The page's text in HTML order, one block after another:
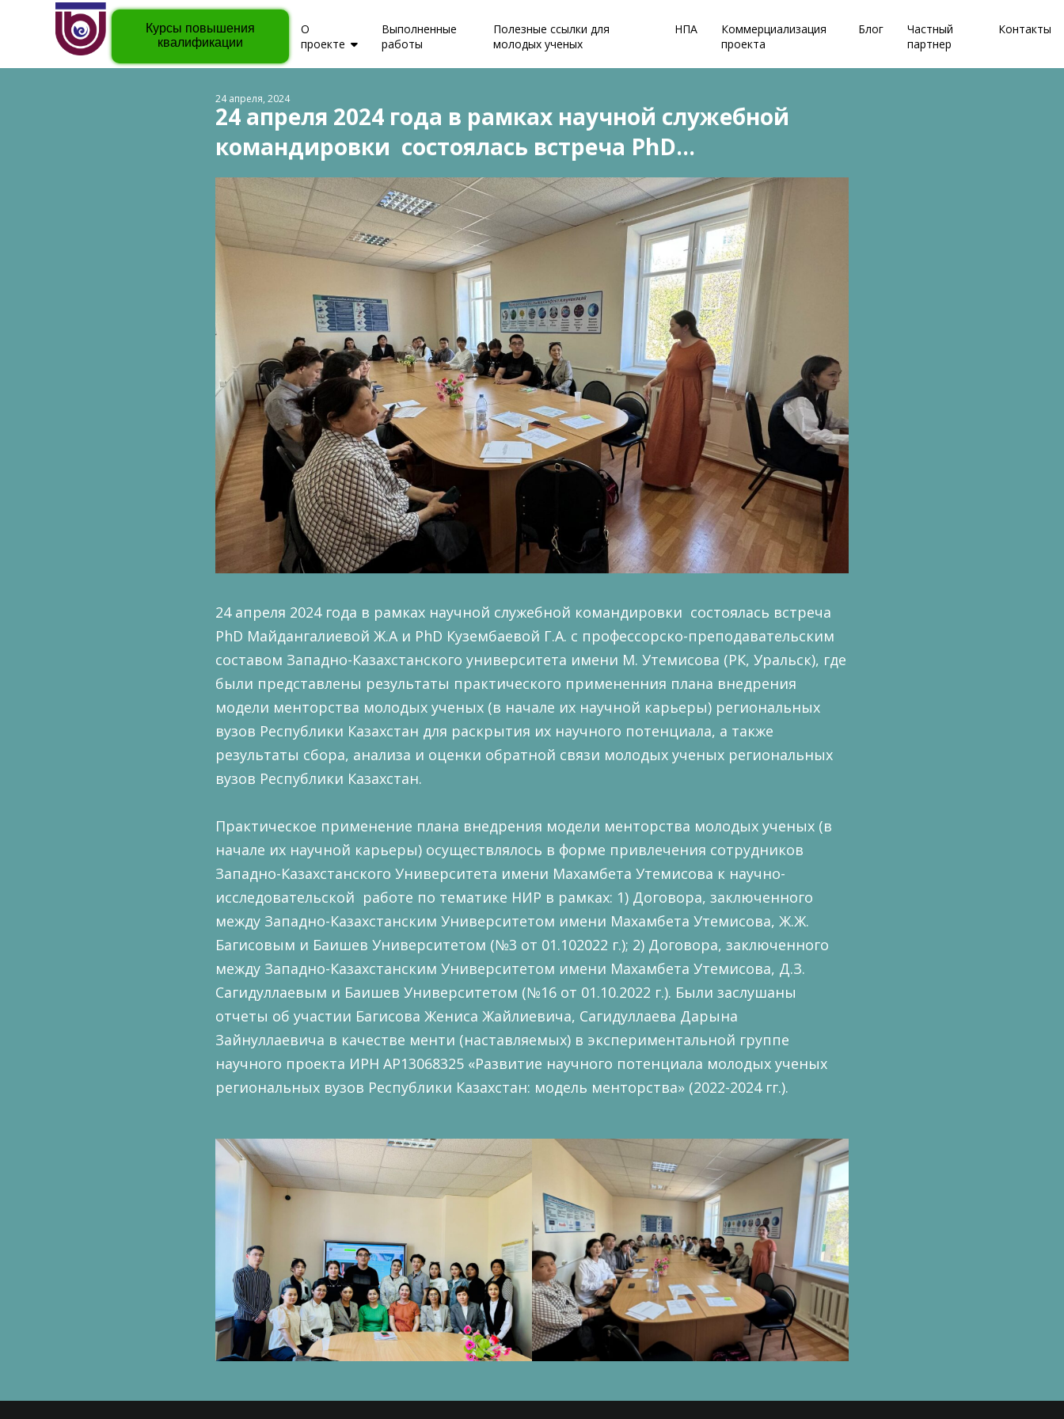
Курсы повышения
квалификации
О
проекте
Выполненные
работы
Полезные ссылки для
молодых ученых
НПА
Коммерциализация
проекта
Блог
Частный
партнер
Контакты
24 апреля, 2024
24 апреля 2024 года в рамках научной служебной
командировки состоялась встреча PhD…
24 апреля 2024 года в рамках научной служебной командировки состоялась встреча
PhD Майдангалиевой Ж.А и PhD Кузембаевой Г.А. c профессорско-преподавательским
составом Западно-Казахстанского университета имени М. Утемисова (РК, Уральск), где
были представлены результаты практического примененния плана внедрения
модели менторства молодых ученых (в начале их научной карьеры) региональных
вузов Республики Казахстан для раскрытия их научного потенциала, а также
результаты сбора, анализа и оценки обратной связи молодых ученых региональных
вузов Республики Казахстан.
Практическое применение плана внедрения модели менторства молодых ученых (в
начале их научной карьеры) осуществлялось в форме привлечения сотрудников
Западно-Казахстанского Университета имени Махамбета Утемисова к научно-
исследовательской работе по тематике НИР в рамках: 1) Договора, заключенного
между Западно-Казахстанским Университетом имени Махамбета Утемисова, Ж.Ж.
Багисовым и Баишев Университетом (№3 от 01.102022 г.); 2) Договора, заключенного
между Западно-Казахстанским Университетом имени Махамбета Утемисова, Д.З.
Сагидуллаевым и Баишев Университетом (№16 от 01.10.2022 г.). Были заслушаны
отчеты об участии Багисова Жениса Жайлиевича, Сагидуллаева Дарына
Зайнуллаевича в качестве менти (наставляемых) в экспериментальной группе
научного проекта ИРН АР13068325 «Развитие научного потенциала молодых ученых
региональных вузов Республики Казахстан: модель менторства» (2022-2024 гг.).